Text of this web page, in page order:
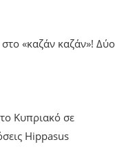
«καζάν καζάν»! Δύο
Κυπριακό σε
Hippasus